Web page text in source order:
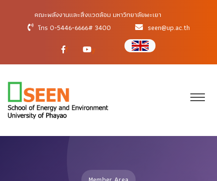
คณะพลังงานและสิ่งแวดล้อม มหาวิทยาลัยพะเยา
โทร 0-5446-6666# 3400
seen@up.ac.th
f y